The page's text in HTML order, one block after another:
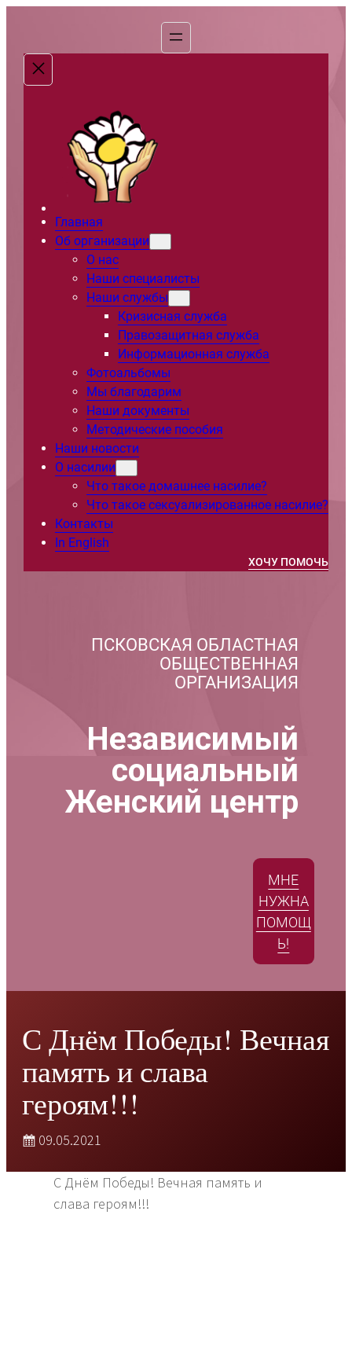
содержимому
Главная
Об организации
О нас
Наши специалисты
Наши службы
Кризисная служба
Правозащитная служба
Информационная служба
Фотоальбомы
Мы благодарим
Наши документы
Методические пособия
Наши новости
О насилии
Что такое домашнее насилие?
Что такое сексуализированное насилие?
Контакты
In English
ХОЧУ ПОМОЧЬ
ПСКОВСКАЯ ОБЛАСТНАЯ
ОБЩЕСТВЕННАЯ
ОРГАНИЗАЦИЯ
Независимый
социальный
Женский центр
МНЕ
НУЖНА
ПОМОЩ
Ь!
С Днём Победы! Вечная
память и слава
героям!!!
09.05.2021
С Днём Победы! Вечная память и
слава героям!!!